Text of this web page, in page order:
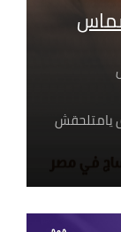
و الورد
شوب